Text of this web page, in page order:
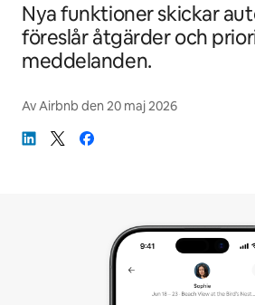
Nya funktioner skickar
föreslår åtgärder och
meddelanden.
AvAirbnb den20 maj 2026